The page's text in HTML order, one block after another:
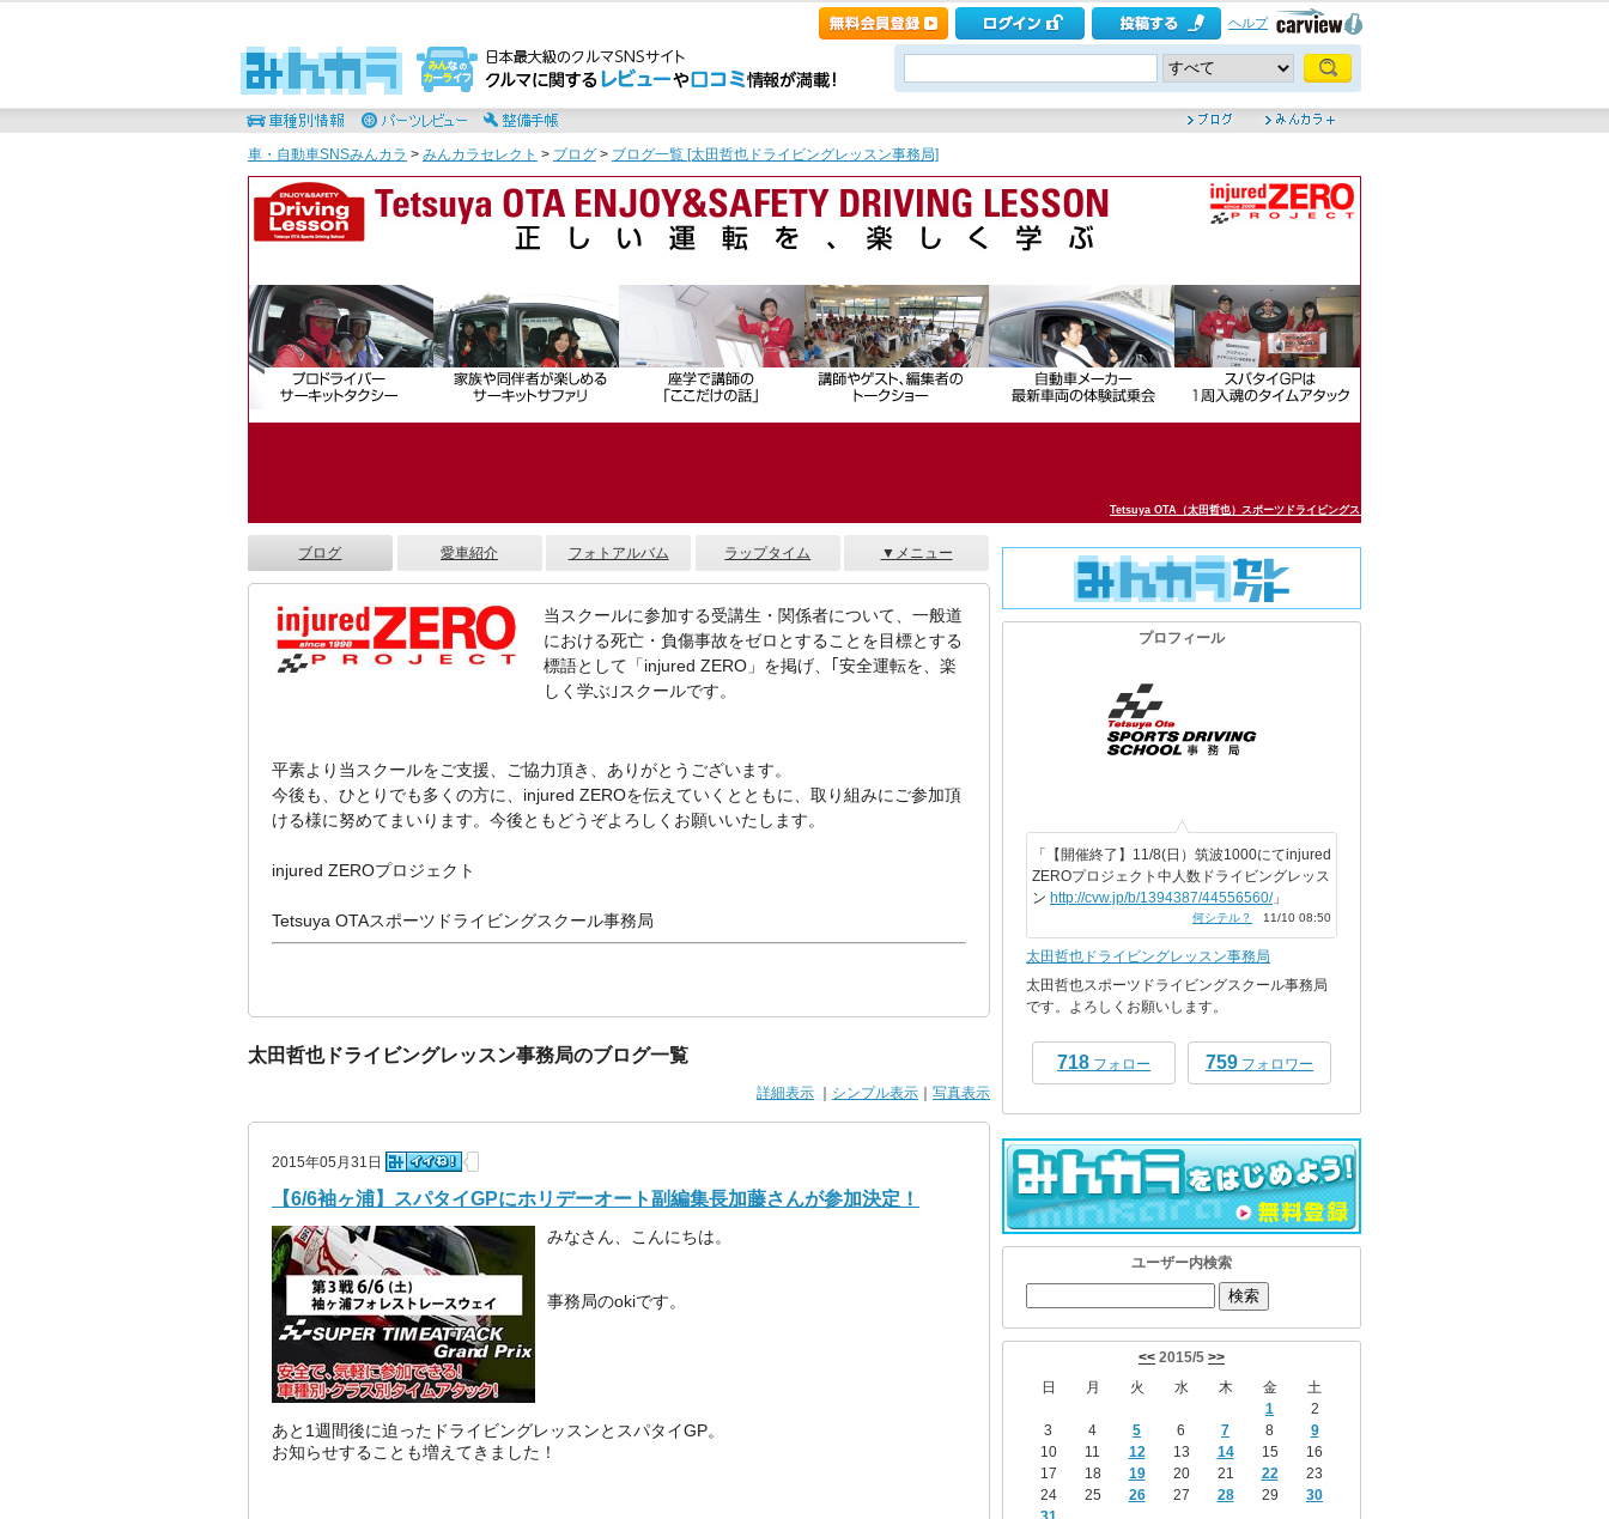
ヘルプ
車・自動車SNSみんカラ > みんカラセレクト > ブログ > ブログ一覧 [太田哲也ドライビングレッスン事務局]
Tetsuya OTA（太田哲也）スポーツドライビングスクール事務局
ブログ 愛車紹介 フォトアルバム ラップタイム ▼メニュー
当スクールに参加する受講生・関係者について、一般道
における死亡・負傷事故をゼロとすることを目標とする
標語として「injured ZERO」を掲げ、｢安全運転を、楽
しく学ぶ｣スクールです。
平素より当スクールをご支援、ご協力頂き、ありがとうございます。
今後も、ひとりでも多くの方に、injured ZEROを伝えていくとともに、取り組みにご参加頂
ける様に努めてまいります。今後ともどうぞよろしくお願いいたします。
injured ZEROプロジェクト
Tetsuya OTAスポーツドライビングスクール事務局
太田哲也ドライビングレッスン事務局のブログ一覧
詳細表示 シンプル表示 写真表示
2015年05月31日
【6/6袖ヶ浦】スパタイGPにホリデーオート副編集長加藤さんが参加決定！
みなさん、こんにちは。
事務局のokiです。
あと1週間後に迫ったドライビングレッスンとスパタイGP。
お知らせすることも増えてきました！
プロフィール
「【開催終了】11/8(日）筑波1000にてinjured
ZEROプロジェクト中人数ドライビングレッス
ン http://cvw.jp/b/1394387/44556560/」
何シテル？ 11/10 08:50
太田哲也ドライビングレッスン事務局
太田哲也スポーツドライビングスクール事務局
です。よろしくお願いします。
718 フォロー 759 フォロワー
ユーザー内検索
<< 2015/5 >>
日
月 火 水 木 金
土
1
2
3
4 5 6 7 8
9
10
11 12 13 14 15
16
17
18 19 20 21 22
23
24
25 26 27 28 29
30